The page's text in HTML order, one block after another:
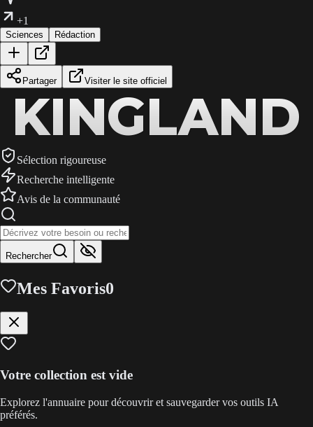
+1
Sciences Rédaction
Partager Visiter le site officiel
KINGLAND
KINGLAND
KINGLAND
Sélection rigoureuse
Recherche intelligente
Avis de la communauté
Rechercher
Mes Favoris0
Votre collection est vide
Explorez l'annuaire pour découvrir et sauvegarder vos outils IA
préférés.